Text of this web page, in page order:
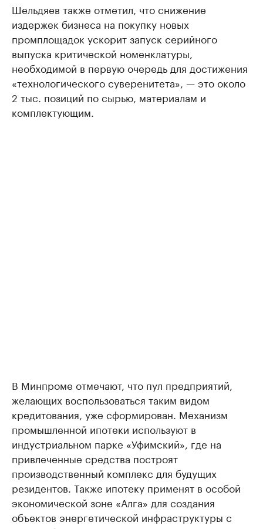
Шельдяев также отметил, что снижение
издержек бизнеса на покупку новых
промплощадок ускорит запуск серийного
выпуска критической номенклатуры,
необходимой в первую очередь для достижения
«технологического суверенитета», — это около
2 тыс. позиций по сырью, материалам и
комплектующим.
В Минпроме отмечают, что пул предприятий,
желающих воспользоваться таким видом
кредитования, уже сформирован. Механизм
промышленной ипотеки используют в
индустриальном парке «Уфимский», где на
привлеченные средства построят
производственный комплекс для будущих
резидентов. Также ипотеку применят в особой
экономической зоне «Алга» для создания
объектов энергетической инфраструктуры с